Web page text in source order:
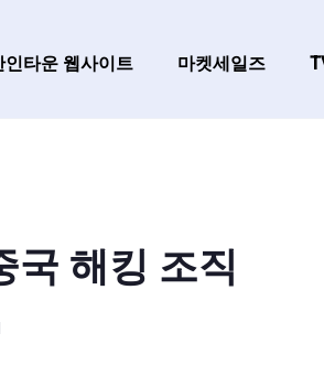
인타운 웹사이트 마켓세일즈
국 해킹 조직